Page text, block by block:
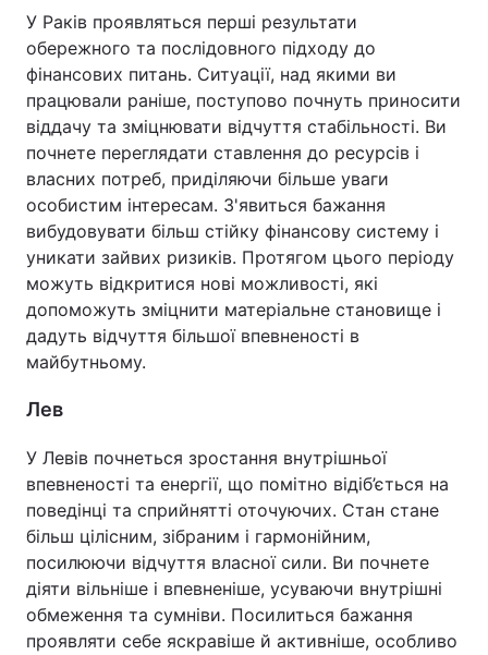
У Раків проявляться перші результати
обережного та послідовного підходу до
фінансових питань. Ситуації, над якими ви
працювали раніше, поступово почнуть приносити
віддачу та зміцнювати відчуття стабільності. Ви
почнете переглядати ставлення до ресурсів і
власних потреб, приділяючи більше уваги
особистим інтересам. З'явиться бажання
вибудовувати більш стійку фінансову систему і
уникати зайвих ризиків. Протягом цього періоду
можуть відкритися нові можливості, які
допоможуть зміцнити матеріальне становище і
дадуть відчуття більшої впевненості в
майбутньому.
Лев
У Левів почнеться зростання внутрішньої
впевненості та енергії, що помітно відіб’ється на
поведінці та сприйнятті оточуючих. Стан стане
більш цілісним, зібраним і гармонійним,
посилюючи відчуття власної сили. Ви почнете
діяти вільніше і впевненіше, усуваючи внутрішні
обмеження та сумніви. Посилиться бажання
проявляти себе яскравіше й активніше, особливо